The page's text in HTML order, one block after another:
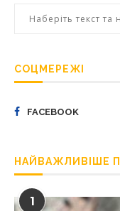
СОЦМЕРЕЖІ
FACEBOOK
НАЙВАЖЛИВІШЕ
1